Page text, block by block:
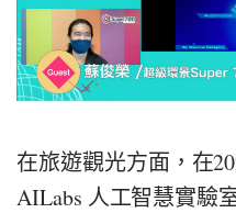
在旅遊觀光方面，在
AILabs 人工智慧實驗